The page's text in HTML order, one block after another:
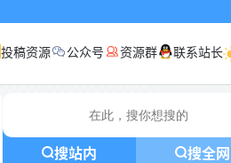
投稿资源 公众号 资源群 联系站长
搜站内 搜全网